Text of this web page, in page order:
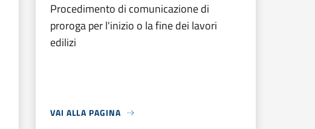
Procedimento di comunicazione di
proroga per l'inizio o la fine dei lavori
edilizi
VAI ALLA PAGINA